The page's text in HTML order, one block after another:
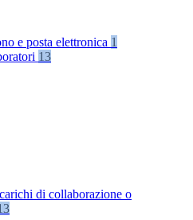
e posta elettronica 1
13
di collaborazione o